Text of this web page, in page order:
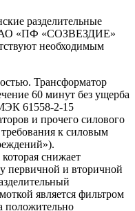
разделительные
«ПФ «СОЗВЕЗДИЕ»
необходимым
Трансформатор
60 минут без ущерба
61558-2-15
и прочего силового
к силовым
снижает
первичной и вторичной
является фильтром
положительно